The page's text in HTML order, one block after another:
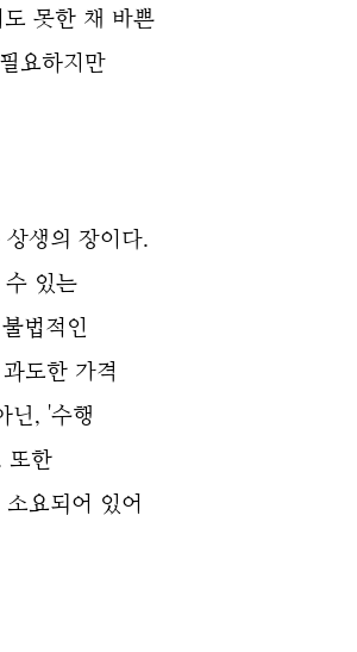
못한 채 바쁜
요하지만
생의 장이다.
수 있는
법적인
도한 가격
닌, '수행
또한
요되어 있어